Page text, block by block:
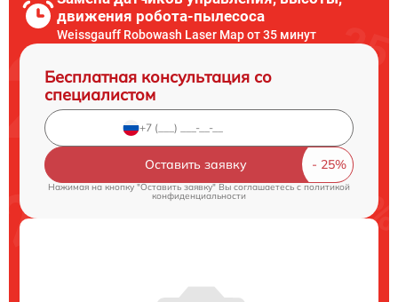
движения робота-пылесоса
Weissgauff Robowash Laser Map от 35 минут
Бесплатная консультация со
специалистом
Оставить заявку
Нажимая на кнопку "Оставить заявку" Вы соглашаетесь cполитикой
конфиденциальности